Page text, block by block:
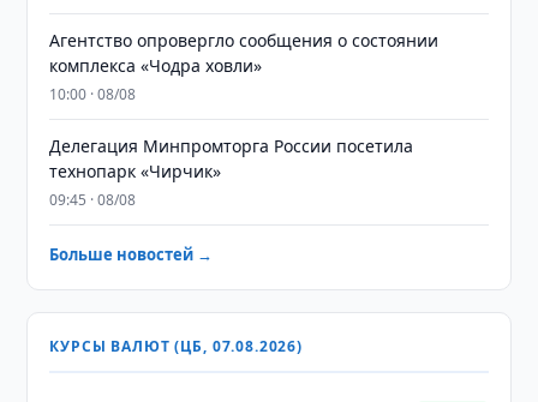
Агентство опровергло сообщения о состоянии
комплекса «Чодра ховли»
10:00 · 08/08
Делегация Минпромторга России посетила
технопарк «Чирчик»
09:45 · 08/08
Больше новостей →
КУРСЫ ВАЛЮТ (ЦБ, 07.08.2026)